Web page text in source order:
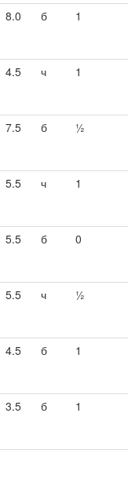
8.0 б 1
4.5 ч 1
7.5 б ½
5.5 ч 1
5.5 б 0
5.5 ч ½
4.5 б 1
3.5 б 1